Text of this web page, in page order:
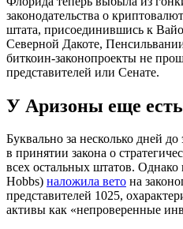
законодательства о
штата, присоединившись к
Северной Дакоте,
биткоин-законопроекты не
представителей или Сенате.
У Аризоны еще
Буквально за несколько дней
в принятии закона о
всех остальных штатов.
Hobbs) наложила вето на
представителей 1025,
активы как «непроверенные